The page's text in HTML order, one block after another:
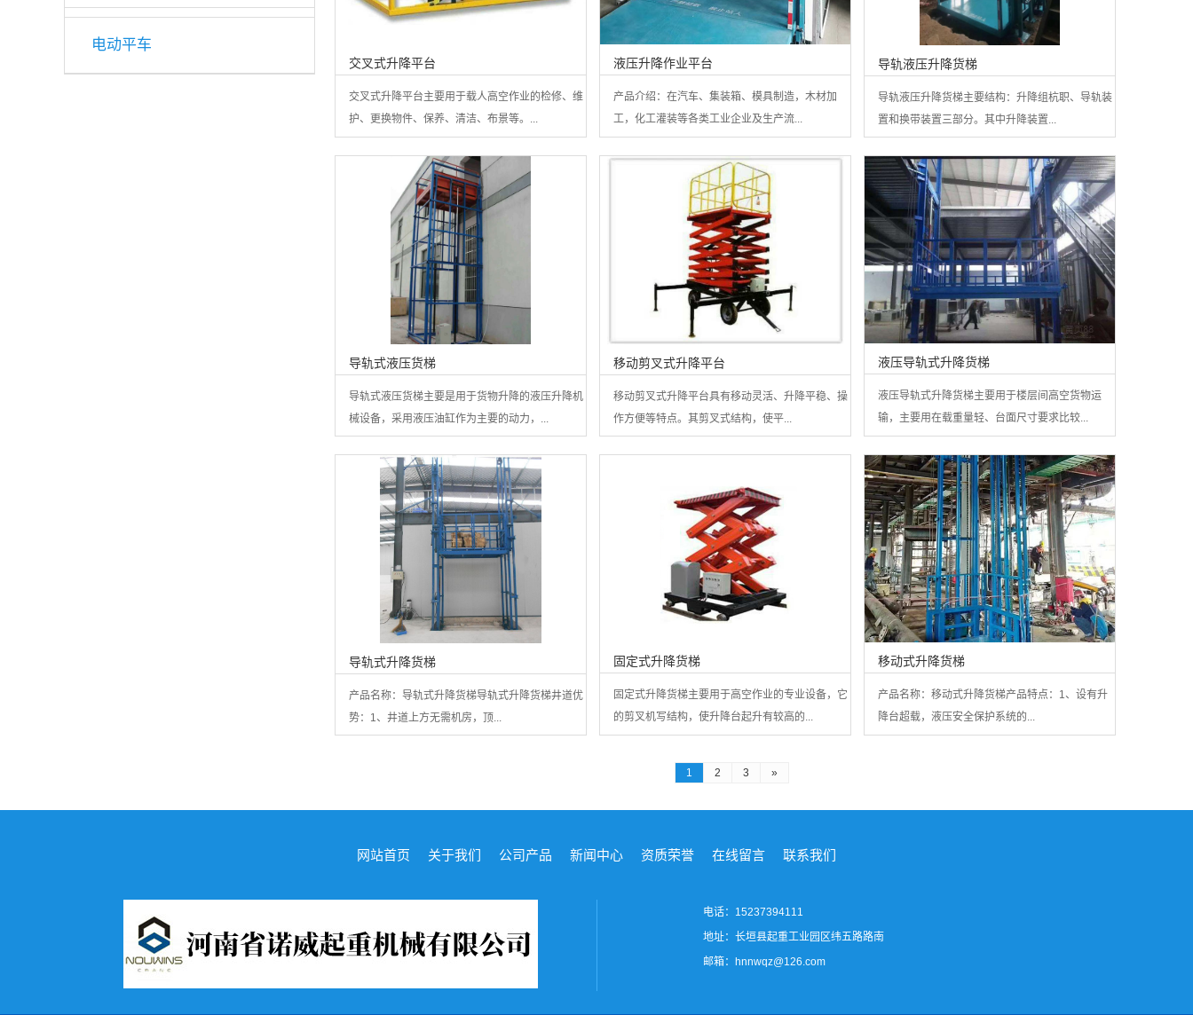
交叉式升降平台
交叉式升降平台主要用于载人高空作业的检修、维
护、更换物件、保养、清洁、布景等。...
液压升降作业平台
产品介绍：在汽车、集装箱、模具制造，木材加
工，化工灌装等各类工业企业及生产流...
导轨液压升降货梯
导轨液压升降货梯主要结构：升降组杭职、导轨装
置和换带装置三部分。其中升降装置...
导轨式液压货梯
导轨式液压货梯主要是用于货物升降的液压升降机
械设备，采用液压油缸作为主要的动力，...
移动剪叉式升降平台
移动剪叉式升降平台具有移动灵活、升降平稳、操
作方便等特点。其剪叉式结构，使平...
液压导轨式升降货梯
液压导轨式升降货梯主要用于楼层间高空货物运
输，主要用在载重量轻、台面尺寸要求比较...
导轨式升降货梯
产品名称：导轨式升降货梯导轨式升降货梯井道优
势：1、井道上方无需机房，顶...
固定式升降货梯
固定式升降货梯主要用于高空作业的专业设备，它
的剪叉机写结构，使升降台起升有较高的...
移动式升降货梯
产品名称：移动式升降货梯产品特点：1、设有升
降台超载，液压安全保护系统的...
1 2 3 »
电动平车
网站首页 关于我们 公司产品 新闻中心 资质荣誉 在线留言 联系我们
电话：15237394111
地址：长垣县起重工业园区纬五路路南
邮箱：hnnwqz@126.com